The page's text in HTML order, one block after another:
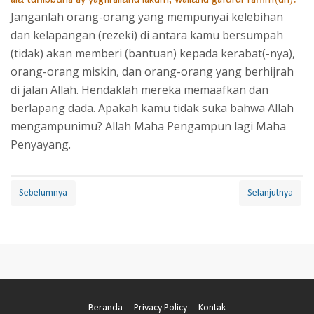
Janganlah orang-orang yang mempunyai kelebihan
dan kelapangan (rezeki) di antara kamu bersumpah
(tidak) akan memberi (bantuan) kepada kerabat(-nya),
orang-orang miskin, dan orang-orang yang berhijrah
di jalan Allah. Hendaklah mereka memaafkan dan
berlapang dada. Apakah kamu tidak suka bahwa Allah
mengampunimu? Allah Maha Pengampun lagi Maha
Penyayang.
Sebelumnya Selanjutnya
Beranda Privacy Policy Kontak